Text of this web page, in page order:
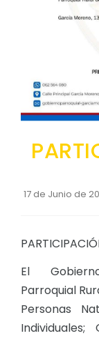
GESTIÓN
Plan de
Plan
Plan
Cédulas
Ejecución
Obras y
17 de Junio de
El
Parroquial
Personas